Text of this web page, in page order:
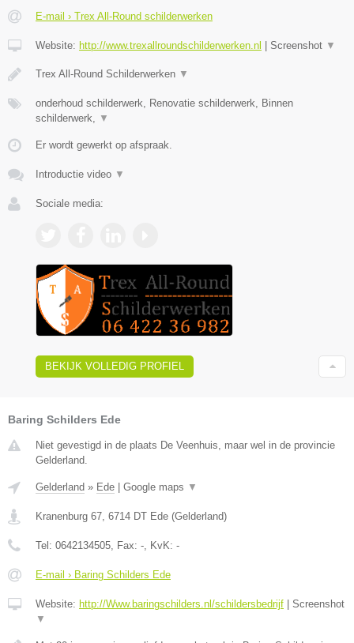
E-mail › Trex All-Round schilderwerken
Website: http://www.trexallroundschilderwerken.nl | Screenshot ▼
Trex All-Round Schilderwerken ▼
onderhoud schilderwerk, Renovatie schilderwerk, Binnen
schilderwerk,
▼
Er wordt gewerkt op afspraak.
Introductie video ▼
Sociale media:
BEKIJK VOLLEDIG PROFIEL
Baring Schilders Ede
Niet gevestigd in de plaats De Veenhuis, maar wel in de provincie
Gelderland.
Gelderland » Ede Google maps ▼
Kranenburg 67 6714 DT Ede (Gelderland)
Tel: 0642134505 , Fax: - , KvK: -
E-mail › Baring Schilders Ede
Website: http://Www.baringschilders.nl/schildersbedrijf
Screenshot
▼